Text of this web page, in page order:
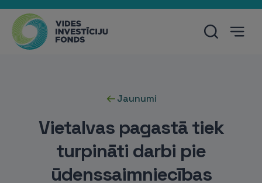
Jaunumi
Vietalvas pagastā tiek
turpināti darbi pie
ūdenssaimniecības